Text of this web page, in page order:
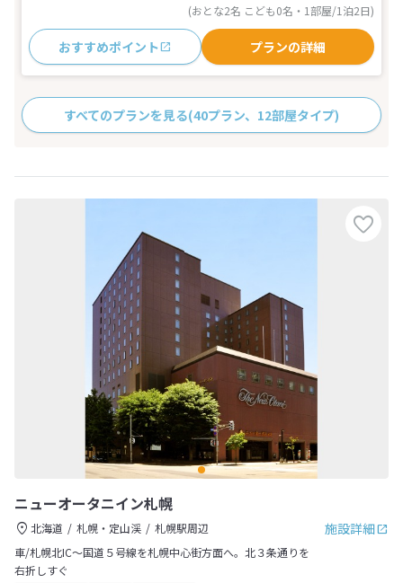
(おとな2名 こども0名・1部屋/1泊2日)
おすすめポイント プランの詳細
すべてのプランを見る(40プラン、12部屋タイプ)
ニューオータニイン札幌
施設詳細
北海道 札幌・定山渓
札幌駅周辺
車/札幌北IC～国道５号線を札幌中心街方面へ。北３条通りを
右折しすぐ